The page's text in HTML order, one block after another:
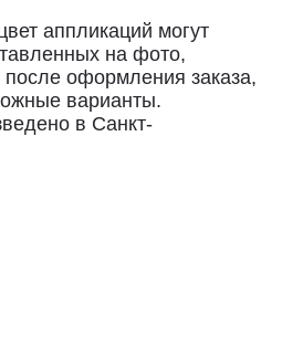
аппликаций могут
на фото,
оформления заказа,
варианты.
в Санкт-